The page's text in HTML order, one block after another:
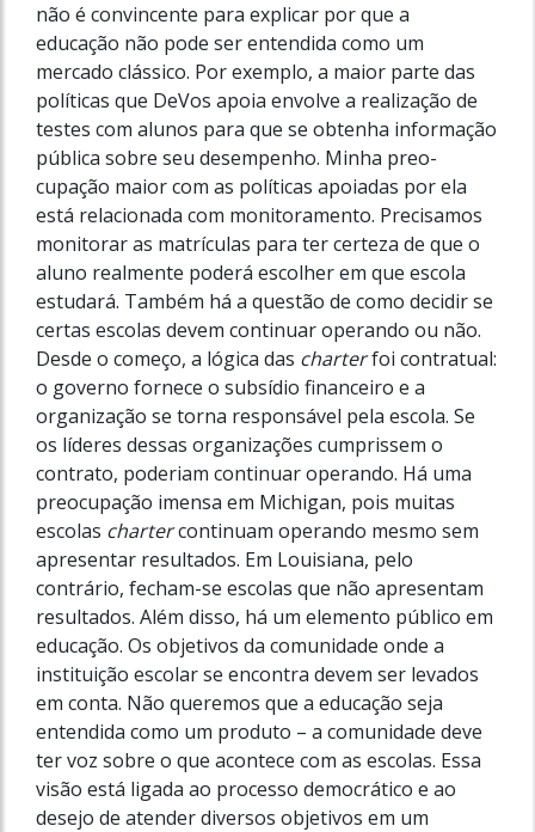
não é convincente para explicar por que a
educação não pode ser entendida como um
mercado clássico. Por exemplo, a maior parte das
políticas que DeVos apoia envolve a realização de
testes com alunos para que se obtenha informação
pública sobre seu desempenho. Minha preo-
cupação maior com as políticas apoiadas por ela
está relacionada com monitoramento. Precisamos
monitorar as matrículas para ter certeza de que o
aluno realmente poderá escolher em que escola
estudará. Também há a questão de como decidir se
certas escolas devem continuar operando ou não.
Desde o começo, a lógica das charterfoi contratual:
o governo fornece o subsídio financeiro e a
organização se torna responsável pela escola. Se
os líderes dessas organizações cumprissem o
contrato, poderiam continuar operando. Há uma
preocupação imensa em Michigan, pois muitas
escolas chartercontinuam operando mesmo sem
apresentar resultados. Em Louisiana, pelo
contrário, fecham-se escolas que não apresentam
resultados. Além disso, há um elemento público em
educação. Os objetivos da comunidade onde a
instituição escolar se encontra devem ser levados
em conta. Não queremos que a educação seja
entendida como um produto – a comunidade deve
ter voz sobre o que acontece com as escolas. Essa
visão está ligada ao processo democrático e ao
desejo de atender diversos objetivos em um